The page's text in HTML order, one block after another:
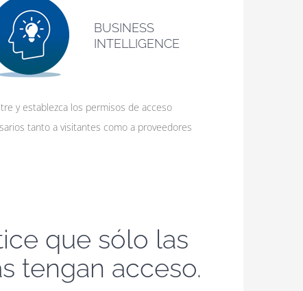
BUSINESS
INTELLIGENCE
y establezca los permisos de acceso
tanto a visitantes como a proveedores
que sólo las
tengan acceso.